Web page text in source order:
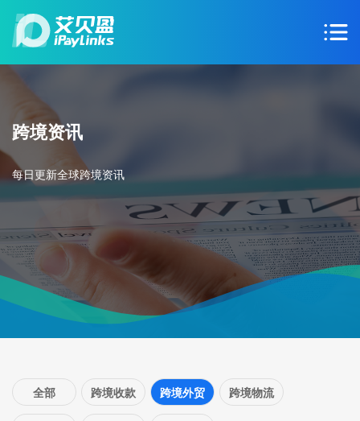
跨境资讯
每日更新全球跨境资讯
全部 跨境收款 跨境外贸 跨境物流